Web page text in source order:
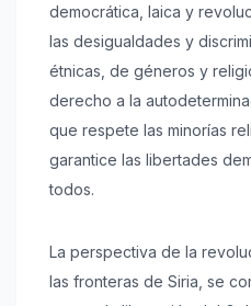
democrática, laica y
las desigualdades y
étnicas, de géneros y
derecho a la
que respete las minorías
garantice las libertades
todos.
La perspectiva de la
las fronteras de Siria, se